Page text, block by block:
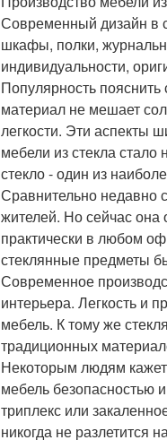
Современный дизайн в
шкафы, полки,
индивидуальности,
Популярность
материал не мешает
легкости. Эти аспекты
мебели из стекла
стекло - один из
Сравнительно недавно
жителей. Но сейчас она
практически в любом
стеклянные предметы
Современное
интерьера. Легкость и
мебель. К тому же
традиционных
Некоторым людям
мебель безопасностью
триплекс или
никогда не разлетится